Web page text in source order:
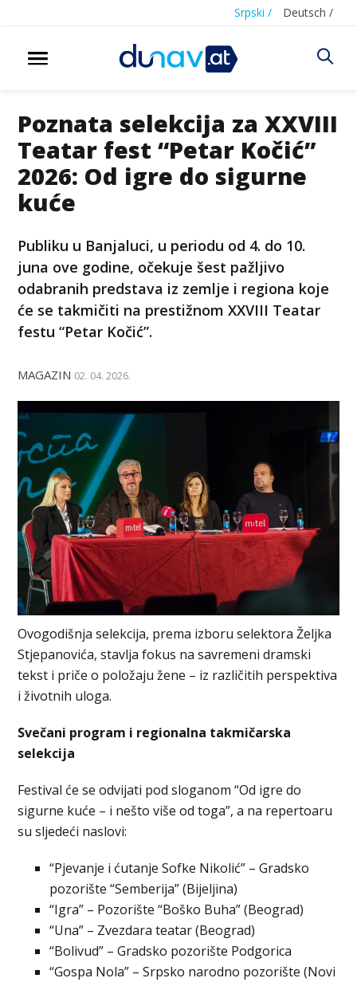
Srpski / Deutsch /
Poznata selekcija za XXVIII
Teatar fest “Petar Kočić”
2026: Od igre do sigurne
kuće
Publiku u Banjaluci, u periodu od 4. do 10.
juna ove godine, očekuje šest pažljivo
odabranih predstava iz zemlje i regiona koje
će se takmičiti na prestižnom XXVIII Teatar
festu “Petar Kočić”.
MAGAZIN 02. 04. 2026.
Ovogodišnja selekcija, prema izboru selektora Željka
Stjepanovića, stavlja fokus na savremeni dramski
tekst i priče o položaju žene – iz različitih perspektiva
i životnih uloga.
Svečani program i regionalna takmičarska
selekcija
Festival će se odvijati pod sloganom “Od igre do
sigurne kuće – i nešto više od toga”, a na repertoaru
su sljedeći naslovi:
“Pjevanje i ćutanje Sofke Nikolić” – Gradsko
pozorište “Semberija” (Bijeljina)
“Igra” – Pozorište “Boško Buha” (Beograd)
“Una” – Zvezdara teatar (Beograd)
“Bolivud” – Gradsko pozorište Podgorica
“Gospa Nola” – Srpsko narodno pozorište (Novi